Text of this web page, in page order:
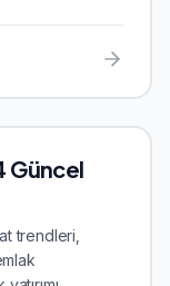
Güncel
trendleri,